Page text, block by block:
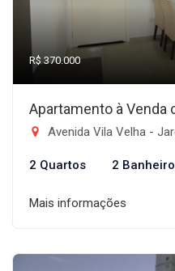
R$ 370.000
Apartamento à Venda
Avenida Vila Velha -
2 Quartos 2
Mais informações